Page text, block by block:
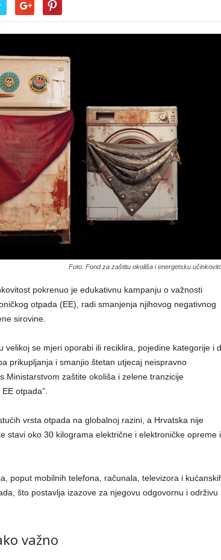
Foto: Fond za zaštitu okoliša i energetsku
pokrenuo je edukativnu kampanju o važnosti
otpada (EE), radi smanjenja njihovog negativnog
sirovine.
velikoj se mjeri oporabi ili reciklira, pojedine kategorije i
prikupljanja i smanjio štetan utjecaj neispravno
Ministarstvom zaštite okoliša i zelene tranzicije
otpada”.
vrsta otpada na globalnoj razini, a Hrvatska nije
stavi oko 30 kilograma električne i elektroničke opreme i
poput mobilnih telefona, računala, televizora i
što postavlja izazove za njegovu odgovornu i održivu
važno